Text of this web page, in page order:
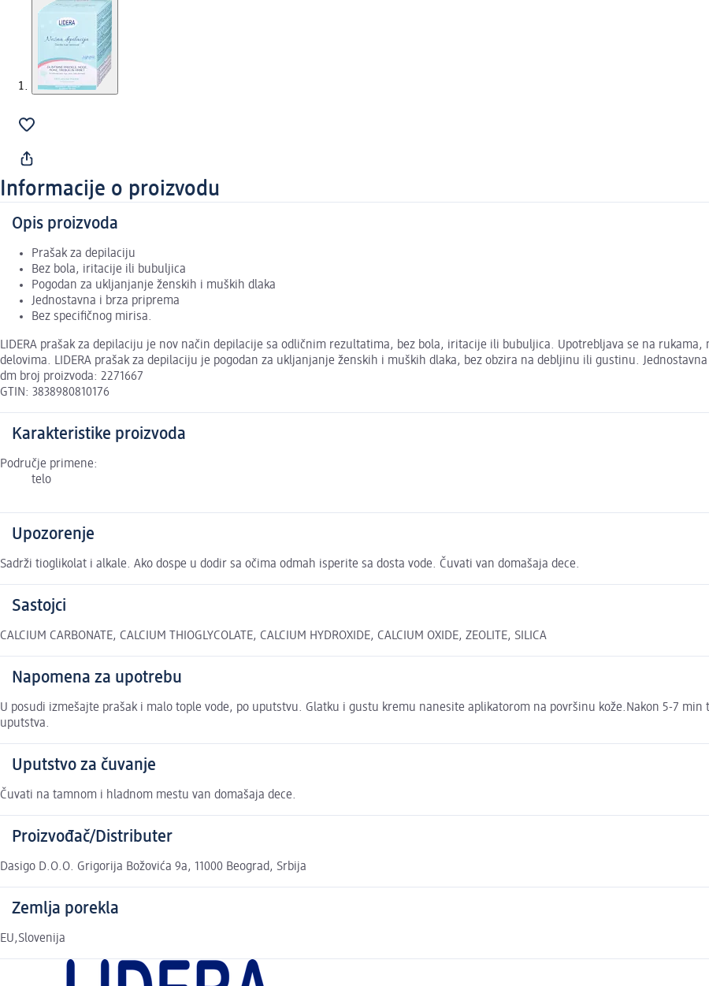
Informacije o proizvodu
Opis proizvoda
Prašak za depilaciju
Bez bola, iritacije ili bubuljica
Pogodan za ukljanjanje ženskih i muških dlaka
Jednostavna i brza priprema
Bez specifičnog mirisa.
LIDERA prašak za depilaciju je nov način depilacije sa odličnim rezultatima, bez bola, iritacije ili bubuljica. Upotrebljava se na
delovima. LIDERA prašak za depilaciju je pogodan za ukljanjanje ženskih i muških dlaka, bez obzira na debljinu ili gustinu.
dm broj proizvoda: 2271667
GTIN: 3838980810176
Karakteristike proizvoda
Područje primene:
telo
Upozorenje
Sadrži tioglikolat i alkale. Ako dospe u dodir sa očima odmah isperite sa dosta vode. Čuvati van domašaja dece.
Sastojci
CALCIUM CARBONATE, CALCIUM THIOGLYCOLATE, CALCIUM HYDROXIDE, CALCIUM OXIDE, ZEOLITE, SILICA
Napomena za upotrebu
U posudi izmešajte prašak i malo tople vode, po uputstvu. Glatku i gustu kremu nanesite aplikatorom na površinu kože.Nakon 5-7
uputstva.
Uputstvo za čuvanje
Čuvati na tamnom i hladnom mestu van domašaja dece.
Proizvođač/Distributer
Dasigo D.O.O. Grigorija Božovića 9a, 11000 Beograd, Srbija
Zemlja porekla
EU,Slovenija